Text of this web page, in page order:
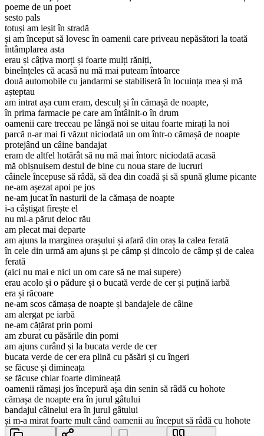
poeme de un poet
sesto pals
totuși am ieșit în stradă
și am început să lovesc în oamenii care priveau nepăsători la toată
întâmplarea asta
erau și câțiva morți și foarte mulți răniți,
bineînțeles că acasă nu mă mai puteam întoarce
două automobile cu jandarmi se stabiliseră în locuința mea și mă
așteptau
am intrat așa cum eram, desculț și în cămașă de noapte,
în prima farmacie pe care am întâlnit-o în drum
oamenii care treceau pe lângă noi se uitau foarte mirați la noi
parcă n-ar mai fi văzut niciodată un om într-o cămașă de noapte
protejând un câine bandajat
eram de altfel hotărât să nu mă mai întorc niciodată acasă
mă obișnuisem destul de bine cu noua stare de lucruri
câinele începuse să râdă, să dea din coadă și să spună glume picante
ne-am așezat apoi pe jos
ne-am jucat în nasturii de la cămașa de noapte
i-a câștigat firește el
nu mi-a părut deloc rău
am plecat mai departe
am ajuns la marginea orașului și afară din oraș la calea ferată
în cele din urmă am ajuns și pe câmp și dincolo de câmp și de calea
ferată
(aici nu mai e nici un om care să ne mai supere)
erau acolo și o pădure și o bucată verde de cer și puțină iarbă
era și răcoare
ne-am scos cămașa de noapte și bandajele de câine
am alergat pe iarbă
ne-am cățărat prin pomi
am zburat cu păsările din pomi
am ajuns curând și la bucata verde de cer
bucata verde de cer era plină cu păsări și cu îngeri
se făcuse și dimineața
se făcuse chiar foarte dimineață
oamenii rămași jos începură așa din senin să râdă cu hohote
cămașa de noapte era în jurul gâtului
bandajul câinelui era în jurul gâtului
și m-a mirat foarte mult când oamenii au început să râdă cu hohote